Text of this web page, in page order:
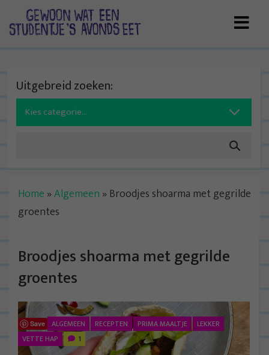
Uitgebreid zoeken:
Search
for:
Home »Algemeen » Broodjes shoarma met gegrilde
groentes
Broodjes shoarma met gegrilde
groentes
Save ALGEMEEN RECEPTEN PRIMA MAALTJE
LEKKER
VETTE HAP
1